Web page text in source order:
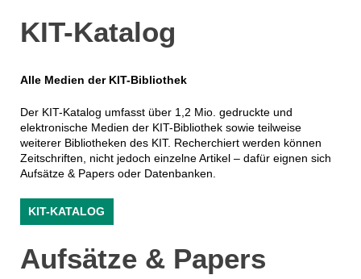
KIT-Katalog
Alle Medien der KIT-Bibliothek
Der KIT-Katalog umfasst über 1,2 Mio. gedruckte und
elektronische Medien der KIT-Bibliothek sowie teilweise
weiterer Bibliotheken des KIT. Recherchiert werden können
Zeitschriften, nicht jedoch einzelne Artikel – dafür eignen sich
Aufsätze & Papers oder Datenbanken.
KIT-KATALOG
Aufsätze & Papers